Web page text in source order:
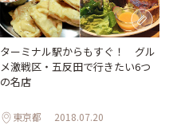
ターミナル駅からもすぐ！ グル
メ激戦区・五反田で行きたい6つ
の名店
東京都 2018.07.20